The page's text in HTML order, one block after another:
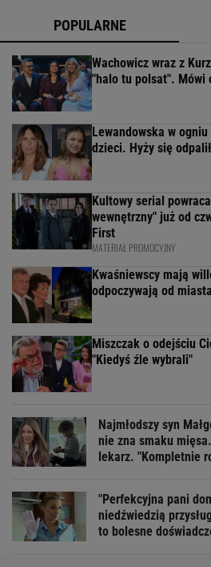
POPULARNE
Wachowicz wraz z
"halo tu polsat". Mówi
Lewandowska w
dzieci. Hyży się
Kultowy serial
wewnętrzny" już od
First
MATERIAŁ PROMOCYJNY
Kwaśniewscy mają
odpoczywają od miasta
Miszczak o odejściu
"Kiedyś źle wybrali"
Najmłodszy syn
nie zna smaku
lekarz. "Kompletnie
"Perfekcyjna pani
niedźwiedzią
to bolesne